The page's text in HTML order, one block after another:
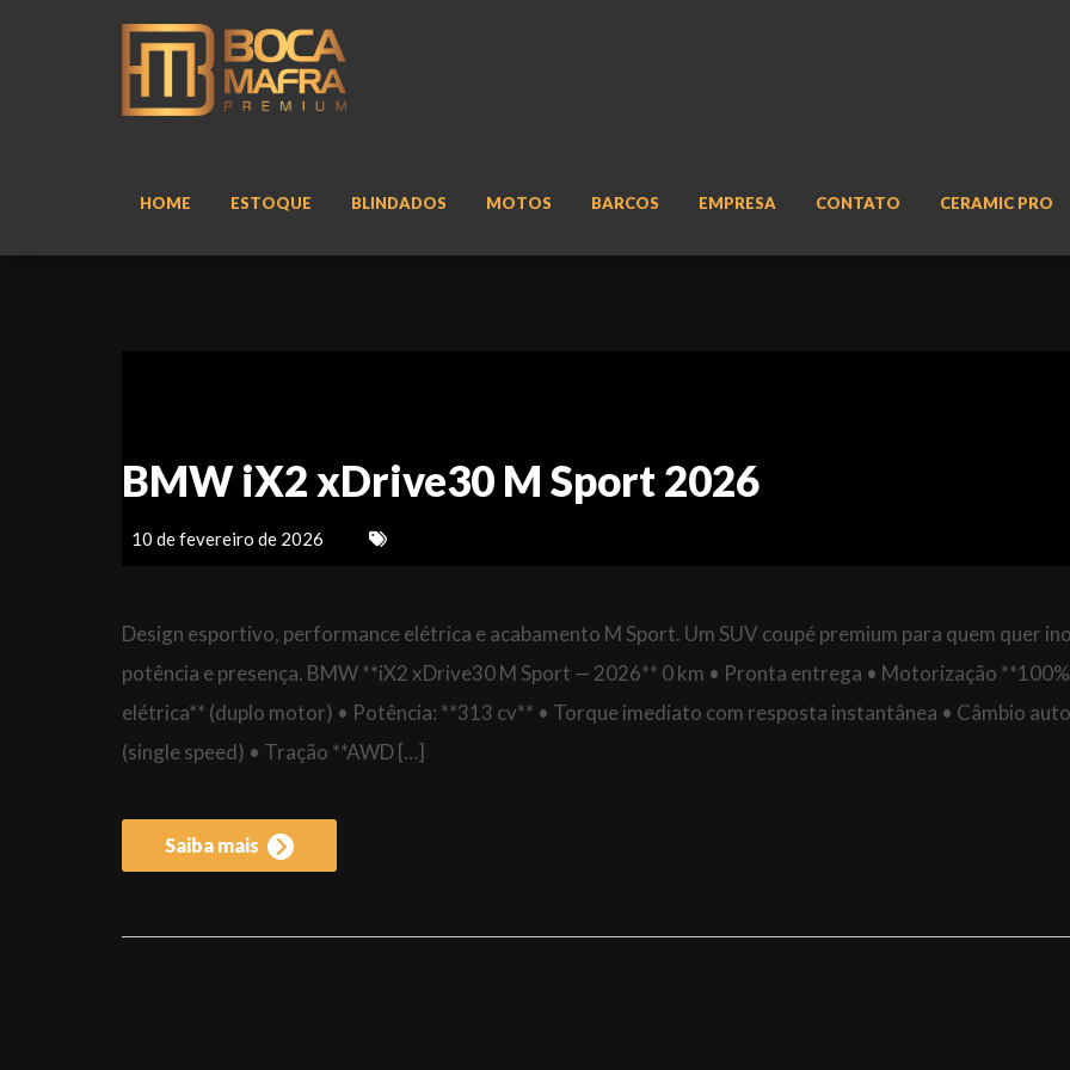
HOME ESTOQUE BLINDADOS MOTOS BARCOS EMPRESA CONTATO CERAMIC PRO
BMW iX2 xDrive30 M Sport 2026
10 de fevereiro de 2026
Design esportivo, performance elétrica e acabamento M Sport. Um SUV coupé premium para quem quer
potência e presença. BMW **iX2 xDrive30 M Sport — 2026** 0 km • Pronta entrega • Motorização **100%
elétrica** (duplo motor) • Potência: **313 cv** • Torque imediato com resposta instantânea • Câmbio
(single speed) • Tração **AWD […]
Saiba mais